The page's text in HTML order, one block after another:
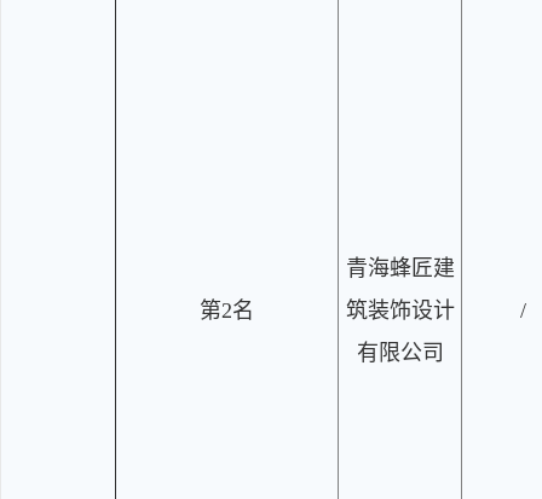
第2名
青海蜂匠建
筑装饰设计
有限公司
/